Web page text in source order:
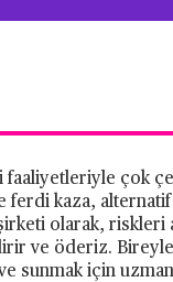
faaliyetleriyle çok
kaza, alternatif
olarak,
ve öderiz.
sunmak için